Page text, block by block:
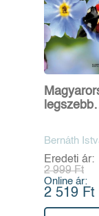
legszebb
Bernáth
Eredeti ár:
2 999 Ft
Online ár:
2 519 Ft